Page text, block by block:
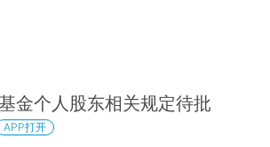
金个人股东相关规定待批
APP打开